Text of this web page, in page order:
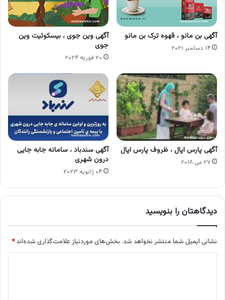
آگهی بن مانو ، قهوه ترک بن مانو
۱۴ دسامبر ۲۰۲۱
آگهی وین جوی ، بیسکوئیت وین
جوی
۲۰ فوریه ۲۰۲۴
آگهی پارس اپال ، ظروف پارس اپال
۲۷ می ۲۰۱۸
آگهی سندباد ، سامانه جابه جایی
درون شهری
۰۴ ژانویه ۲۰۲۳
دیدگاهتان را بنویسید
نشانی ایمیل شما منتشر نخواهد شد. بخش‌های موردنیاز علامت‌گذاری شده‌اند*